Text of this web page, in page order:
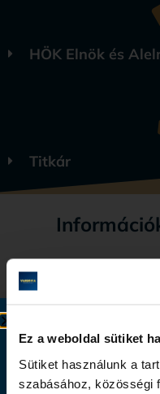
Ez a weboldal sütiket
Sütiket használunk a
szabásához, közösségi
HÖK Elnök és
Titkár
Hallgatóként
Miért érdemes
Szerezz